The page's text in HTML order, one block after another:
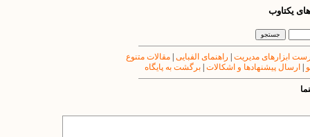
یکتاوب
ابزارهای مدیریت راهنمای الفبایی |مقالات متنوع
ارسال پیشنهادها و اشکالات برگشت به پایگاه